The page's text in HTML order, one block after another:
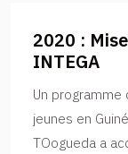
2020 :
INTEGA
Un
jeunes en
TOogueda a